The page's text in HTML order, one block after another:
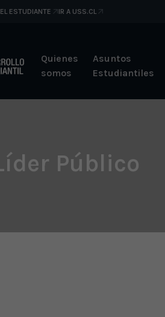
ESTUDIANTE IR A USS.CL
Quienes
somos
Asuntos
Estudiantiles
Público